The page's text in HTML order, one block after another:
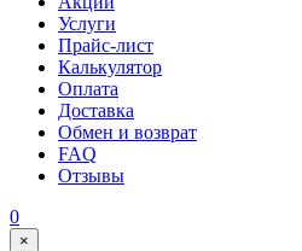
Услуги
Прайс-лист
Калькулятор
Оплата
Доставка
Обмен и возврат
FAQ
Отзывы
0
×